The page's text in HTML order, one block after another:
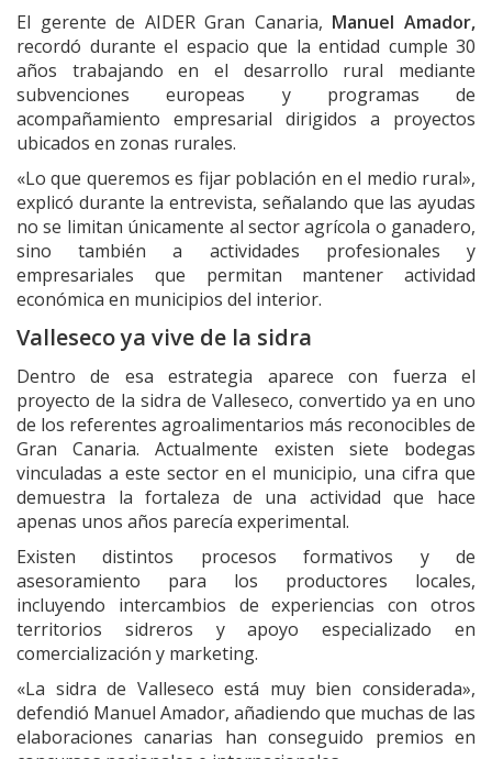
El gerente de AIDER Gran Canaria, Manuel Amador,
recordó durante el espacio que la entidad cumple 30
años trabajando en el desarrollo rural mediante
subvenciones europeas y programas de
acompañamiento empresarial dirigidos a proyectos
ubicados en zonas rurales.
«Lo que queremos es fijar población en el medio rural»,
explicó durante la entrevista, señalando que las ayudas
no se limitan únicamente al sector agrícola o ganadero,
sino también a actividades profesionales y
empresariales que permitan mantener actividad
económica en municipios del interior.
Valleseco ya vive de la sidra
Dentro de esa estrategia aparece con fuerza el
proyecto de la sidra de Valleseco, convertido ya en uno
de los referentes agroalimentarios más reconocibles de
Gran Canaria. Actualmente existen siete bodegas
vinculadas a este sector en el municipio, una cifra que
demuestra la fortaleza de una actividad que hace
apenas unos años parecía experimental.
Existen distintos procesos formativos y de
asesoramiento para los productores locales,
incluyendo intercambios de experiencias con otros
territorios sidreros y apoyo especializado en
comercialización y marketing.
«La sidra de Valleseco está muy bien considerada»,
defendió Manuel Amador, añadiendo que muchas de las
elaboraciones canarias han conseguido premios en